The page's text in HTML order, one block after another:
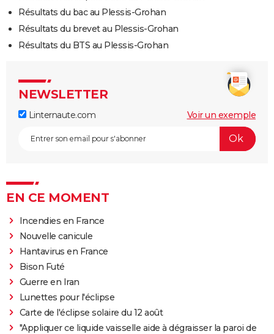
Résultats du bac au Plessis-Grohan
Résultats du brevet au Plessis-Grohan
Résultats du BTS au Plessis-Grohan
NEWSLETTER
Linternaute.com Voir un exemple
EN CE MOMENT
Incendies en France
Nouvelle canicule
Hantavirus en France
Bison Futé
Guerre en Iran
Lunettes pour l'éclipse
Carte de l'éclipse solaire du 12 août
"Appliquer ce liquide vaisselle aide à dégraisser la paroi de